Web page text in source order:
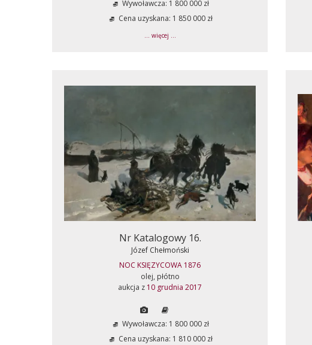
Wywoławcza: 1 800 000 zł
Cena uzyskana: 1 850 000 zł
... więcej ...
Nr Katalogowy 16.
Józef Chełmoński
NOC KSIĘZYCOWA 1876
olej, płótno
aukcja z 10 grudnia 2017
Wywoławcza: 1 800 000 zł
Cena uzyskana: 1 810 000 zł